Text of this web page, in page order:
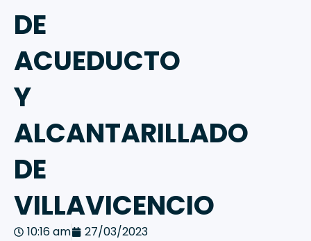
DE
ACUEDUCTO
Y
ALCANTARILLADO
DE
VILLAVICENCIO
10:16 am 27/03/2023